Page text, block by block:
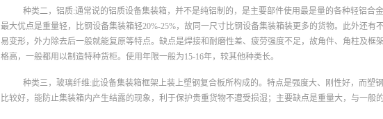
种类二，铝质:通常说的铝质设备集装箱，并不是纯铝制的，是主要部件使用最是量的各种轻铝合
最大优点是重量轻，比钢设备集装箱轻20%-25%，故同一尺寸比钢设备集装箱装更多的货物。此外还有
易变形，外力除去后一般就能复原等特点。缺点是焊接和耐磨性差、疲劳强度不足，故角件、角柱及框
格高，一般都用以制造特种货柜。使用年限一般为15-16年，较其他种类长。
种类三，玻璃纤维:此设备集装箱框架上装上塑钢复合板所构成的。特点是强度大、刚性好，而塑
比较好，能防止集装箱内产生结露的现象，利于保护贵重货物不遭受损湿；主要缺点是重量大，与一般